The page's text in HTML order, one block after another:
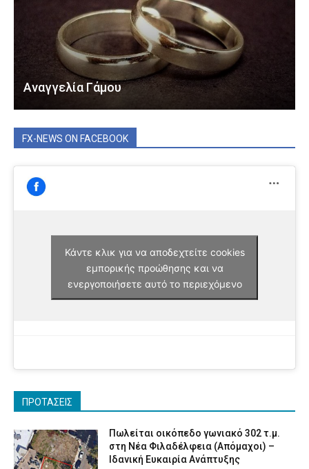
Αναγγελία Γάμου
FX-NEWS ON FACEBOOK
Κάντε κλικ για να αποδεχτείτε cookies
εμπορικής προώθησης και να
ενεργοποιήσετε αυτό το περιεχόμενο
ΠΡΟΤΑΣΕΙΣ
Πωλείται οικόπεδο γωνιακό 302 τ.μ.
στη Νέα Φιλαδέλφεια (Απόμαχοι) –
Ιδανική Ευκαιρία Ανάπτυξης